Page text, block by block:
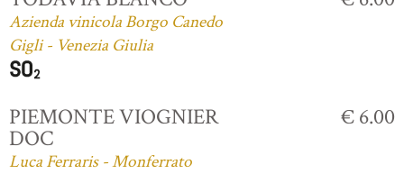
Azienda vinicola Borgo Canedo
Gigli - Venezia Giulia
PIEMONTE VIOGNIER
DOC
Luca Ferraris - Monferrato
€ 6.00